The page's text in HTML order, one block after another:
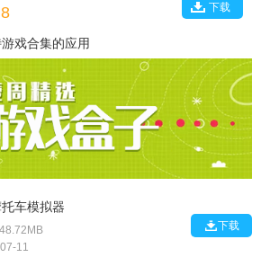
下载
戏合集的应用
车模拟器
48.72MB
11
下载